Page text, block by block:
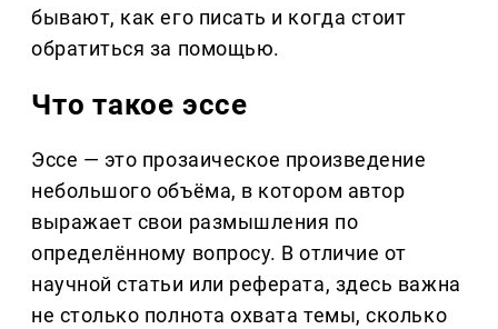
бывают, как его писать и когда стоит
обратиться за помощью.
Что такое эссе
Эссе — это прозаическое произведение
небольшого объёма, в котором автор
выражает свои размышления по
определённому вопросу. В отличие от
научной статьи или реферата, здесь важна
не столько полнота охвата темы, сколько